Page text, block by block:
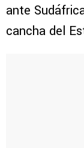
ante
cancha del